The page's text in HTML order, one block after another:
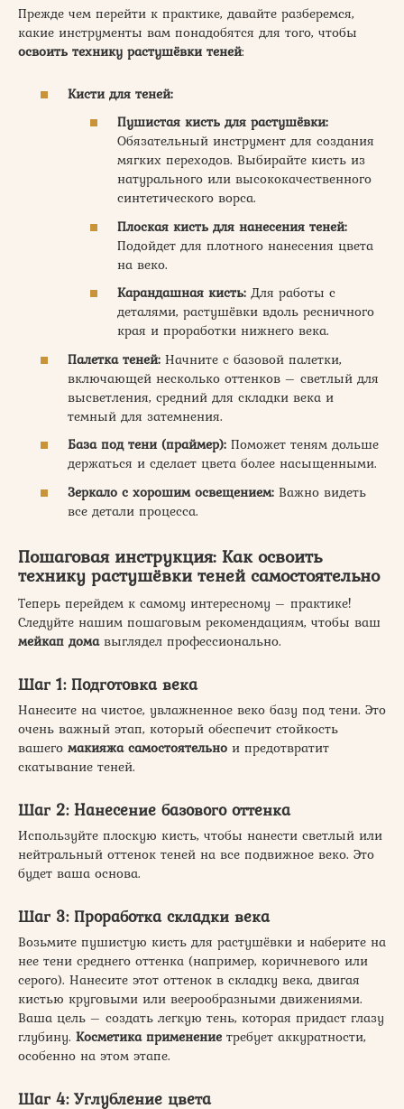
Прежде чем перейти к практике, давайте разберемся,
какие инструменты вам понадобятся для того, чтобы
освоить технику растушёвки теней:
Кисти для теней:
Пушистая кисть для растушёвки:
Обязательный инструмент для создания
мягких переходов. Выбирайте кисть из
натурального или высококачественного
синтетического ворса.
Плоская кисть для нанесения теней:
Подойдет для плотного нанесения цвета
на веко.
Карандашная кисть: Для работы с
деталями, растушёвки вдоль ресничного
края и проработки нижнего века.
Палетка теней: Начните с базовой палетки,
включающей несколько оттенков – светлый для
высветления, средний для складки века и
темный для затемнения.
База под тени (праймер): Поможет теням дольше
держаться и сделает цвета более насыщенными.
Зеркало с хорошим освещением: Важно видеть
все детали процесса.
Пошаговая инструкция: Как освоить
технику растушёвки теней самостоятельно
Теперь перейдем к самому интересному – практике!
Следуйте нашим пошаговым рекомендациям, чтобы ваш
мейкап домавыглядел профессионально.
Шаг 1: Подготовка века
Нанесите на чистое, увлажненное веко базу под тени. Это
очень важный этап, который обеспечит стойкость
вашего макияжа самостоятельно и предотвратит
скатывание теней.
Шаг 2: Нанесение базового оттенка
Используйте плоскую кисть, чтобы нанести светлый или
нейтральный оттенок теней на все подвижное веко. Это
будет ваша основа.
Шаг 3: Проработка складки века
Возьмите пушистую кисть для растушёвки и наберите на
нее тени среднего оттенка (например, коричневого или
серого). Нанесите этот оттенок в складку века, двигая
кистью круговыми или веерообразными движениями.
Ваша цель – создать легкую тень, которая придаст глазу
глубину. Косметика применение требует аккуратности,
особенно на этом этапе.
Шаг 4: Углубление цвета